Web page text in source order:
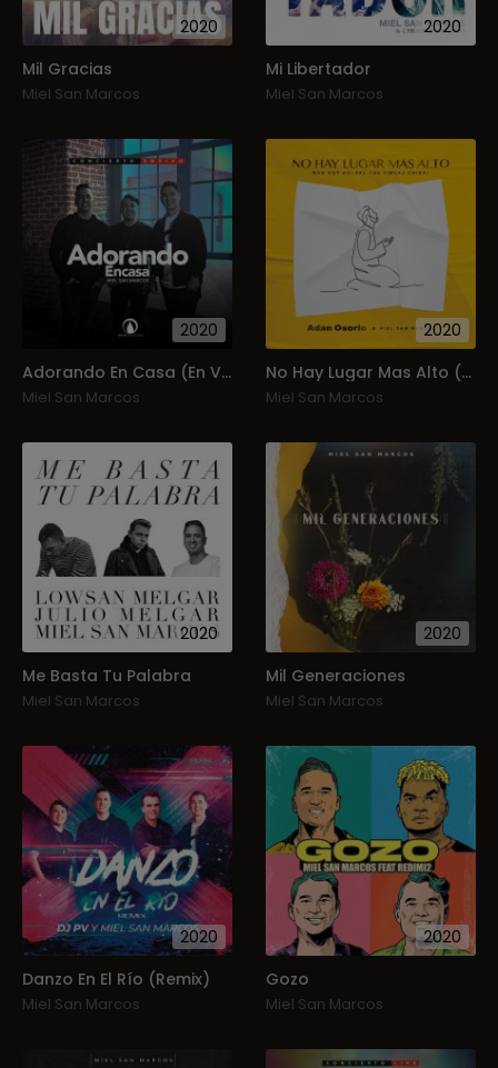
2020
Mil Gracias
Miel San Marcos
2020
Mi Libertador
Miel San Marcos
2020
Adorando En Casa (En Vivo Desde Casa)
Miel San Marcos
2020
No Hay Lugar Mas Alto (Man K’ot K’olbal Che Sib’laj Chikaj)
Miel San Marcos
2020
Me Basta Tu Palabra
Miel San Marcos
2020
Mil Generaciones
Miel San Marcos
2020
Danzo En El Río (Remix)
Miel San Marcos
2020
Gozo
Miel San Marcos